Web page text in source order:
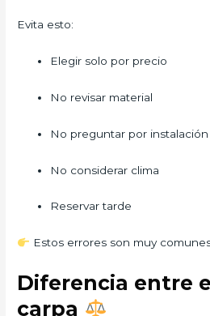
Evita esto:
Elegir solo por precio
No revisar material
No preguntar por instalación
No considerar clima
Reservar tarde
Estos errores son muy
Diferencia entre
carpa